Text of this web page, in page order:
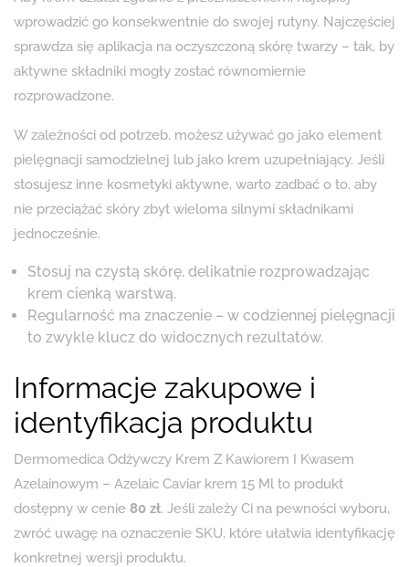
wprowadzić go konsekwentnie do swojej rutyny. Najczęściej
sprawdza się aplikacja na oczyszczoną skórę twarzy – tak, by
aktywne składniki mogły zostać równomiernie
rozprowadzone.
W zależności od potrzeb, możesz używać go jako element
pielęgnacji samodzielnej lub jako krem uzupełniający. Jeśli
stosujesz inne kosmetyki aktywne, warto zadbać o to, aby
nie przeciążać skóry zbyt wieloma silnymi składnikami
jednocześnie.
Stosuj na czystą skórę, delikatnie rozprowadzając
krem cienką warstwą.
Regularność ma znaczenie – w codziennej pielęgnacji
to zwykle klucz do widocznych rezultatów.
Informacje zakupowe i
identyfikacja produktu
Dermomedica Odżywczy Krem ​​Z Kawiorem I Kwasem
Azelainowym – Azelaic Caviar krem 15 Ml to produkt
dostępny w cenie 80 zł. Jeśli zależy Ci na pewności wyboru,
zwróć uwagę na oznaczenie SKU, które ułatwia identyfikację
konkretnej wersji produktu.